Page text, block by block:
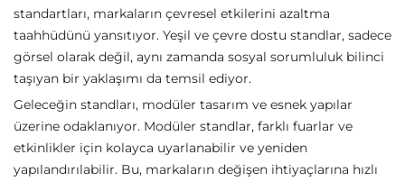
standartları, markaların çevresel etkilerini azaltma
taahhüdünü yansıtıyor. Yeşil ve çevre dostu standlar, sadece
görsel olarak değil, aynı zamanda sosyal sorumluluk bilinci
taşıyan bir yaklaşımı da temsil ediyor.
Geleceğin standları, modüler tasarım ve esnek yapılar
üzerine odaklanıyor. Modüler standlar, farklı fuarlar ve
etkinlikler için kolayca uyarlanabilir ve yeniden
yapılandırılabilir. Bu, markaların değişen ihtiyaçlarına hızlı